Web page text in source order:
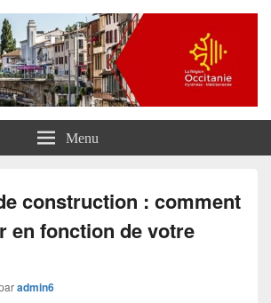
Occitanie
Menu
construction : comment
en fonction de votre
admin6